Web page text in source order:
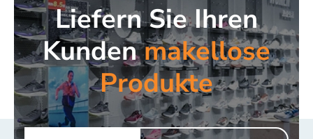
Liefern Sie Ihren
Kundenmakellose
Produkte